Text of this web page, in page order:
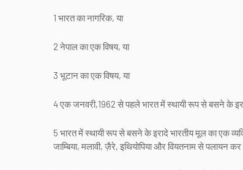
1 भारत का नागरिक, या
2 नेपाल का एक विषय, या
3 भूटान का एक विषय, या
4 एक जनवरी,1962 से पहले भारत में स्थायी रूप से बसने के
5 भारत में स्थायी रूप से बसने के इरादे भारतीय मूल का एक
जाम्बिया, मलावी, ज़ैरे, इथियोपिया और वियतनाम से पलायन कर